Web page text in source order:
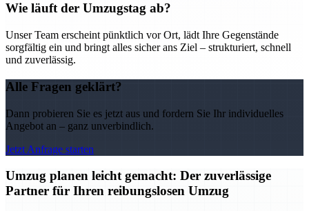
Wie läuft der Umzugstag ab?
Unser Team erscheint pünktlich vor Ort, lädt Ihre Gegenstände
sorgfältig ein und bringt alles sicher ans Ziel – strukturiert, schnell
und zuverlässig.
Alle Fragen geklärt?
Dann probieren Sie es jetzt aus und fordern Sie Ihr individuelles
Angebot an – ganz unverbindlich.
Jetzt Anfrage starten
Umzug planen leicht gemacht: Der zuverlässige
Partner für Ihren reibungslosen Umzug